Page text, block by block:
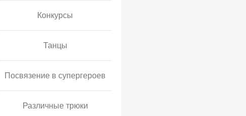
Конкурсы
Танцы
Посвязение в супергероев
Различные трюки